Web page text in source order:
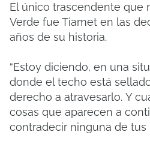
El único trascendente que
Verde fue Tiamet en las
años de su historia.
“Estoy diciendo, en una
donde el techo está
derecho a atravesarlo. Y
cosas que aparecen a
contradecir ninguna de tus